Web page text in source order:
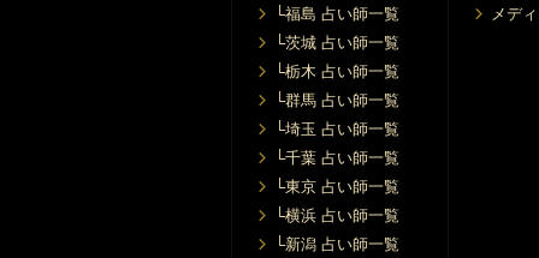
└福島 占い師一覧
└茨城 占い師一覧
└栃木 占い師一覧
└群馬 占い師一覧
└埼玉 占い師一覧
└千葉 占い師一覧
└東京 占い師一覧
└横浜 占い師一覧
└新潟 占い師一覧
メデ